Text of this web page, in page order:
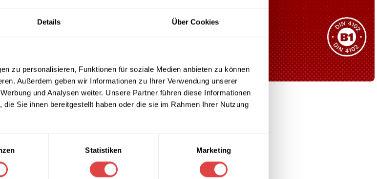
Details Über Cookies
zu personalisieren, Funktionen für soziale Medien anbieten zu können
Außerdem geben wir Informationen zu Ihrer Verwendung unserer
und Analysen weiter. Unsere Partner führen diese Informationen
Sie ihnen bereitgestellt haben oder die sie im Rahmen Ihrer Nutzung
Statistiken Marketing
Falzung 500 Stück
und edlen Optik. Jede Serviette misst großzügige 40 x
Stück dieser stilvollen Servietten, verpackt in 10
Servietten Velvet Bordeaux stilvolle Eleganz auf Ihren
zum Blickfang bei jeder Gelegenheit.
Sie haben nicht das passende
Produkt gefunden?
Wir helfen Ihnen gerne weiter!
B1 Zertifiziert
Schwer entflammbar